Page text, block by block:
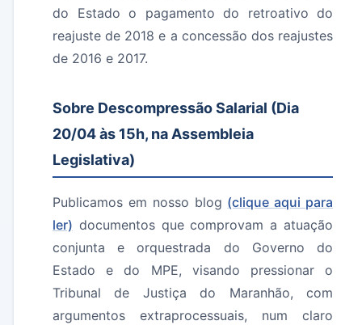
do Estado o pagamento do retroativo do
reajuste de 2018 e a concessão dos reajustes
de 2016 e 2017.
Sobre Descompressão Salarial (Dia
20/04 às 15h, na Assembleia
Legislativa)
Publicamos em nosso blog (clique aqui para
ler) documentos que comprovam a atuação
conjunta e orquestrada do Governo do
Estado e do MPE, visando pressionar o
Tribunal de Justiça do Maranhão, com
argumentos extraprocessuais, num claro